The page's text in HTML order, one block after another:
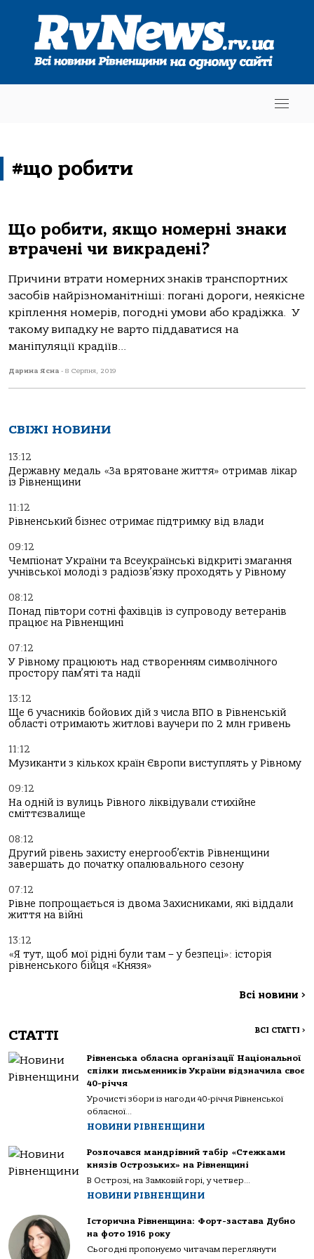
#що робити
Що робити, якщо номерні знаки
втрачені чи викрадені?
Причини втрати номерних знаків транспортних
засобів найрізноманітніші: погані дороги, неякісне
кріплення номерів, погодні умови або крадіжка. У
такому випадку не варто піддаватися на
маніпуляції крадіїв...
Дарина Ясна - 8 Серпня, 2019
СВІЖІ НОВИНИ
13:12
Державну медаль «За врятоване життя» отримав лікар
із Рівненщини
11:12
Рівненський бізнес отримає підтримку від влади
09:12
Чемпіонат України та Всеукраїнські відкриті змагання
учнівської молоді з радіозв’язку проходять у Рівному
08:12
Понад півтори сотні фахівців із супроводу ветеранів
працює на Рівненщині
07:12
У Рівному працюють над створенням символічного
простору пам’яті та надії
13:12
Ще 6 учасників бойових дій з числа ВПО в Рівненській
області отримають житлові ваучери по 2 млн гривень
11:12
Музиканти з кількох країн Європи виступлять у Рівному
09:12
На одній із вулиць Рівного ліквідували стихійне
сміттєзвалище
08:12
Другий рівень захисту енергооб’єктів Рівненщини
завершать до початку опалювального сезону
07:12
Рівне попрощається із двома Захисниками, які віддали
життя на війні
13:12
«Я тут, щоб мої рідні були там – у безпеці»: історія
рівненського бійця «Князя»
Всі новини >
СТАТТІ ВСІ СТАТТІ >
Рівненська обласна організації Національної
спілки письменників України відзначила своє
40-річчя
Урочисті збори із нагоди 40-річчя Рівненської
обласної...
НОВИНИ РІВНЕНЩИНИ
Розпочався мандрівний табір «Стежками
князів Острозьких» на Рівненщині
В Острозі, на Замковій горі, у четвер...
НОВИНИ РІВНЕНЩИНИ
Історична Рівненщина: Форт-застава Дубно
на фото 1916 року
Сьогодні пропонуємо читачам переглянути